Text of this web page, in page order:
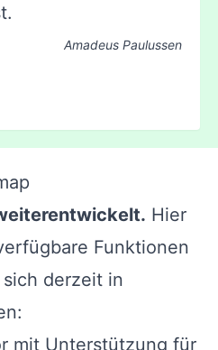
Amadeus Paulussen
Hier
Funktionen
derzeit in
mit Unterstützung für